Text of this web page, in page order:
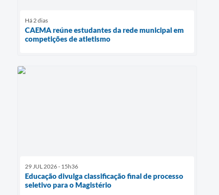
Há 2 dias
CAEMA reúne estudantes da rede municipal em
competições de atletismo
29 JUL 2026 - 15h36
Educação divulga classificação final de processo
seletivo para o Magistério